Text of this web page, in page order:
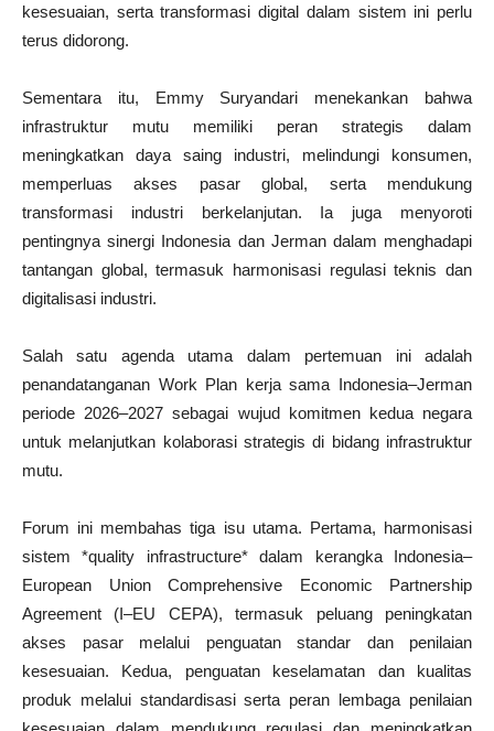
kesesuaian, serta transformasi digital dalam sistem ini perlu
terus didorong.
Sementara itu, Emmy Suryandari menekankan bahwa
infrastruktur mutu memiliki peran strategis dalam
meningkatkan daya saing industri, melindungi konsumen,
memperluas akses pasar global, serta mendukung
transformasi industri berkelanjutan. Ia juga menyoroti
pentingnya sinergi Indonesia dan Jerman dalam menghadapi
tantangan global, termasuk harmonisasi regulasi teknis dan
digitalisasi industri.
Salah satu agenda utama dalam pertemuan ini adalah
penandatanganan Work Plan kerja sama Indonesia–Jerman
periode 2026–2027 sebagai wujud komitmen kedua negara
untuk melanjutkan kolaborasi strategis di bidang infrastruktur
mutu.
Forum ini membahas tiga isu utama. Pertama, harmonisasi
sistem *quality infrastructure* dalam kerangka Indonesia–
European Union Comprehensive Economic Partnership
Agreement (I–EU CEPA), termasuk peluang peningkatan
akses pasar melalui penguatan standar dan penilaian
kesesuaian. Kedua, penguatan keselamatan dan kualitas
produk melalui standardisasi serta peran lembaga penilaian